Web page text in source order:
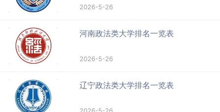
2026-5-26
河南政法类大学排名一览表
2026-5-26
辽宁政法类大学排名一览表
2026-5-26